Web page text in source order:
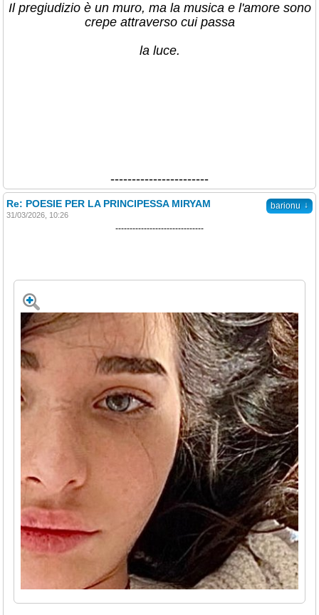
​Il pregiudizio è un muro, ma la musica e l'amore sono
crepe attraverso cui passa
la luce.
-----------------------
barionu ↓
Re: POESIE PER LA PRINCIPESSA MIRYAM
31/03/2026, 10:26
-------------------------------